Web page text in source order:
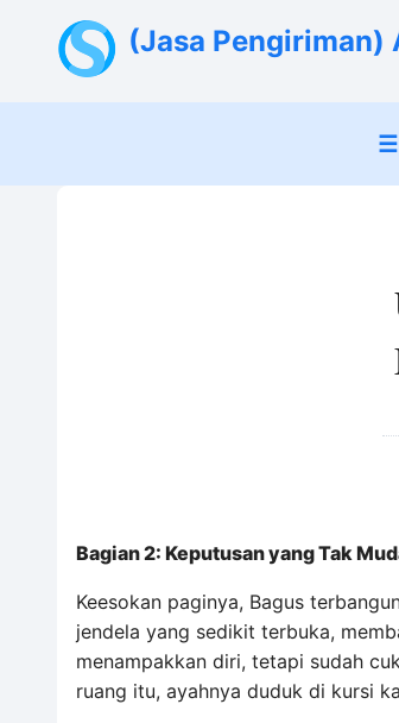
(Jasa Pengiriman)
☰
Bagian 2: Keputusan yang Tak
Keesokan paginya, Bagus
jendela yang sedikit terbuka,
menampakkan diri, tetapi sudah
ruang itu, ayahnya duduk di kursi